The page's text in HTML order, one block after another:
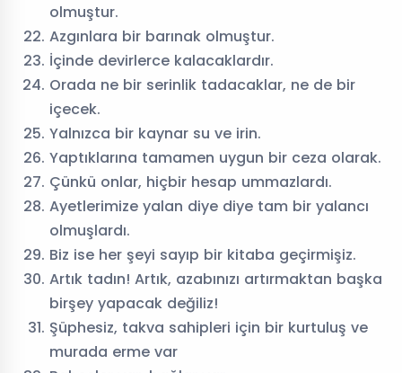
olmuştur.
Azgınlara bir barınak olmuştur.
İçinde devirlerce kalacaklardır.
Orada ne bir serinlik tadacaklar, ne de bir
içecek.
Yalnızca bir kaynar su ve irin.
Yaptıklarına tamamen uygun bir ceza olarak.
Çünkü onlar, hiçbir hesap ummazlardı.
Ayetlerimize yalan diye diye tam bir yalancı
olmuşlardı.
Biz ise her şeyi sayıp bir kitaba geçirmişiz.
Artık tadın! Artık, azabınızı artırmaktan başka
birşey yapacak değiliz!
Şüphesiz, takva sahipleri için bir kurtuluş ve
murada erme var